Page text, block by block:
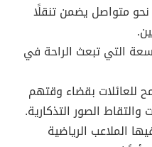
متواصل يضمن تنقلًا
التي تبعث الراحة في
للعائلات بقضاء وقتهم
والتقاط الصور التذكارية.
الملاعب الرياضية